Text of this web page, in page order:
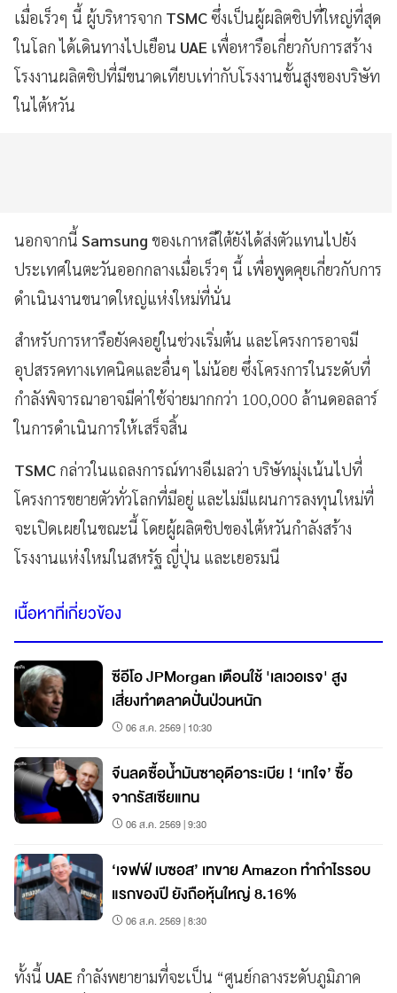
เมื่อเร็วๆ นี้ ผู้บริหารจาก TSMCซึ่งเป็นผู้ผลิตชิปที่ใหญ่ที่สุด
ในโลก ได้เดินทางไปเยือน UAE เพื่อหารือเกี่ยวกับการสร้าง
โรงงานผลิตชิปที่มีขนาดเทียบเท่ากับโรงงานขั้นสูงของบริษัท
ในไต้หวัน
นอกจากนี้ Samsung ของเกาหลีใต้ยังได้ส่งตัวแทนไปยัง
ประเทศในตะวันออกกลางเมื่อเร็วๆ นี้ เพื่อพูดคุยเกี่ยวกับการ
ดำเนินงานขนาดใหญ่แห่งใหม่ที่นั่น
สำหรับการหารือยังคงอยู่ในช่วงเริ่มต้น และโครงการอาจมี
อุปสรรคทางเทคนิคและอื่นๆ ไม่น้อย ซึ่งโครงการในระดับที่
กำลังพิจารณาอาจมีค่าใช้จ่ายมากกว่า 100,000 ล้านดอลลาร์
ในการดำเนินการให้เสร็จสิ้น
TSMC กล่าวในแถลงการณ์ทางอีเมลว่า บริษัทมุ่งเน้นไปที่
โครงการขยายตัวทั่วโลกที่มีอยู่ และไม่มีแผนการลงทุนใหม่ที่
จะเปิดเผยในขณะนี้ โดยผู้ผลิตชิปของไต้หวันกำลังสร้าง
โรงงานแห่งใหม่ในสหรัฐ ญี่ปุ่น และเยอรมนี
เนื้อหาที่เกี่ยวข้อง
ซีอีโอ JPMorgan เตือนใช้ 'เลเวอเรจ' สูง
เสี่ยงทำตลาดปั่นป่วนหนัก
06 ส.ค. 2569 | 10:30
จีนลดซื้อน้ำมันซาอุดีอาระเบีย ! ‘เทใจ’ ซื้อ
จากรัสเซียแทน
06 ส.ค. 2569 | 9:30
‘เจฟฟ์ เบซอส’ เทขาย Amazon ทำกำไรรอบ
แรกของปี ยังถือหุ้นใหญ่ 8.16%
06 ส.ค. 2569 | 8:30
ทั้งนี้ UAE กำลังพยายามที่จะเป็น “ศูนย์กลางระดับภูมิภาค